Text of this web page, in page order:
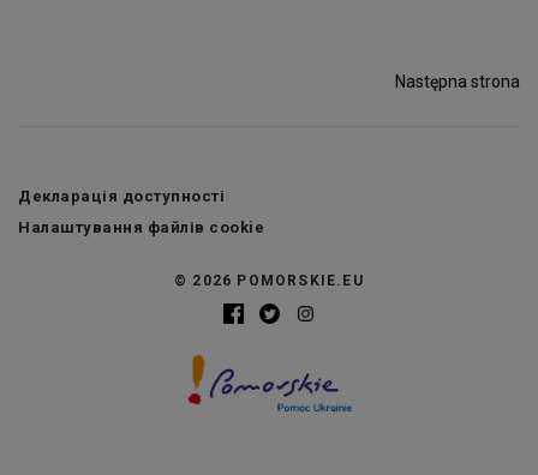
Następna strona
Декларація доступності
Налаштування файлів cookie
© 2026 POMORSKIE.EU